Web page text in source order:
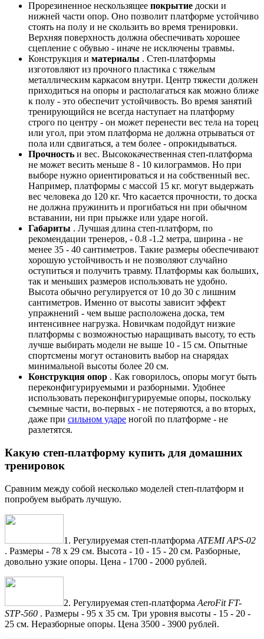
Прорезиненное нескользящее покрытие доски и
нижней части опор. Оно позволит платформе устойчиво
стоять на полу и не скользить во время тренировки.
Верхняя поверхность должна обеспечивать хорошее
сцепление с обувью - иначе не исключены травмы.
Конструкция и материалы . Степ-платформы
изготовляют из прочного пластика с тяжелым
металлическим каркасом внутри. Центр тяжести должен
приходиться на опоры и располагаться как можно ближе
к полу - это обеспечит устойчивость. Во время занятий
тренирующийся не всегда наступает на платформу
строго по центру - он может перенести вес тела на торец
или угол, при этом платформа не должна отрываться от
пола или сдвигаться, а тем более - опрокидываться.
Прочность и вес. Высококачественная степ-платформа
не может весить меньше 8 - 10 килограммов. Но при
выборе нужно ориентироваться и на собственный вес.
Например, платформы с массой 15 кг. могут выдержать
вес человека до 120 кг. Что касается прочности, то доска
не должна пружинить и прогибаться ни при обычном
вставании, ни при прыжке или ударе ногой.
Габариты . Лучшая длина степ-платформ, по
рекомендации тренеров, - 0.8 -1.2 метра, ширина - не
менее 35 - 40 сантиметров. Такие размеры обеспечивают
хорошую устойчивость и не позволяют случайно
оступиться и получить травму. Платформы как больших,
так и меньших размеров использовать не удобно.
Высота обычно регулируется от 10 до 30 с лишним
сантиметров. Именно от высоты зависит эффект
упражнений - чем выше расположена доска, тем
интенсивнее нагрузка. Новичкам подойдут низкие
платформы с возможностью наращивать высоту, то есть
лучше выбирать модели не выше 10 - 15 см. Опытные
спортсмены могут остановить выбор на снарядах
минимальной высоты более 20 см.
Конструкция опор . Как говорилось, опоры могут быть
переконфигурируемыми и разборными. Удобнее
использовать переконфигурируемые опоры, поскольку
съемные части, во-первых - не потеряются, а во вторых,
даже при сильном ударе ногой по платформе - не
разлетятся.
Какую степ-платформу купить для домашних
тренировок
Сравним между собой несколько моделей степ-платформ и
попробуем выбрать лучшую.
1. Регулируемая степ-платформа ATEMI APS-02
. Размеры - 78 х 29 см. Высота - 10 - 15 - 20 см. Разборные,
довольно узкие опоры. Цена - 1700 - 2000 рублей.
2. Регулируемая степ-платформа AeroFit FT-
STP-560 . Размеры - 95 х 35 см. Три уровня высоты - 15 - 20 -
25 см. Неразборные опоры. Цена 3500 - 3900 рублей.